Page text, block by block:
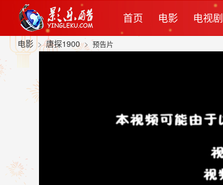
首页 电影 电视剧
电影 > 唐探1900 > 预告片